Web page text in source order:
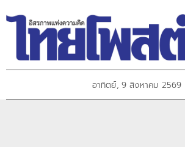
อาทิตย์, 9 สิงหาคม 2569